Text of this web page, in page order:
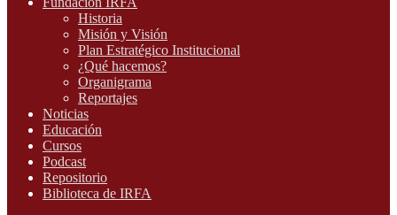
Historia
Misión y Visión
Plan Estratégico Institucional
¿Qué hacemos?
Organigrama
Reportajes
Noticias
Educación
Cursos
Podcast
Repositorio
Biblioteca de IRFA